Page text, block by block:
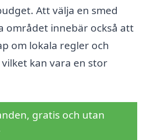
Att välja en smed
området innebär också att
om lokala regler och
kan vara en stor
gratis och utan